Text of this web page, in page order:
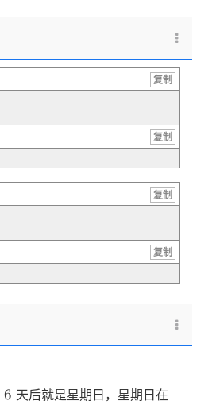
复制
复制
复制
复制
6
6 天后就是星期日，星期日在